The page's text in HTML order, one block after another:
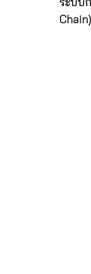
ระบบ
Chain)